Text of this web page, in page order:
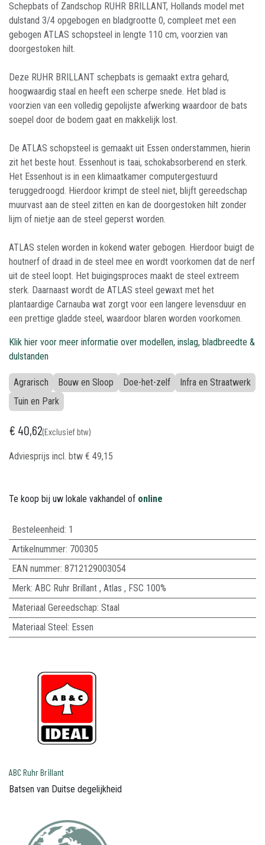
Schepbats of Zandschop RUHR BRILLANT, Hollands model met
dulstand 3/4 opgebogen en bladgrootte 0, compleet met een
gebogen ATLAS schopsteel in lengte 110 cm, voorzien van
doorgestoken hilt.
Deze RUHR BRILLANT schepbats is gemaakt extra gehard,
hoogwaardig staal en heeft een scherpe snede. Het blad is
voorzien van een volledig gepolijste afwerking waardoor de bats
soepel door de bodem gaat en makkelijk lost.
De ATLAS schopsteel is gemaakt uit Essen onderstammen, hierin
zit het beste hout. Essenhout is taai, schokabsorberend en sterk.
Het Essenhout is in een klimaatkamer computergestuurd
teruggedroogd. Hierdoor krimpt de steel niet, blijft gereedschap
muurvast aan de steel zitten en kan de doorgestoken hilt zonder
lijm of nietje aan de steel geperst worden.
ATLAS stelen worden in kokend water gebogen. Hierdoor buigt de
houtnerf of draad in de steel mee en wordt voorkomen dat de nerf
uit de steel loopt. Het buigingsproces maakt de steel extreem
sterk. Daarnaast wordt de ATLAS steel gewaxt met het
plantaardige Carnauba wat zorgt voor een langere levensduur en
een prettige gladde steel, waardoor blaren worden voorkomen.
Klik hier voor meer informatie over modellen, inslag, bladbreedte &
dulstanden
Agrarisch Bouw en Sloop Doe-het-zelf
Infra en Straatwerk
Tuin en Park
€ 40,62(Exclusief btw)
Adviesprijs incl. btw € 49,15
Te koop bij uw lokale vakhandel of online
Besteleenheid: 1
Artikelnummer: 700305
EAN nummer: 8712129003054
Merk: ABC Ruhr Brillant, Atlas , FSC 100%
Materiaal Gereedschap: Staal
Materiaal Steel: Essen
ABC Ruhr Brillant
Batsen van Duitse degelijkheid